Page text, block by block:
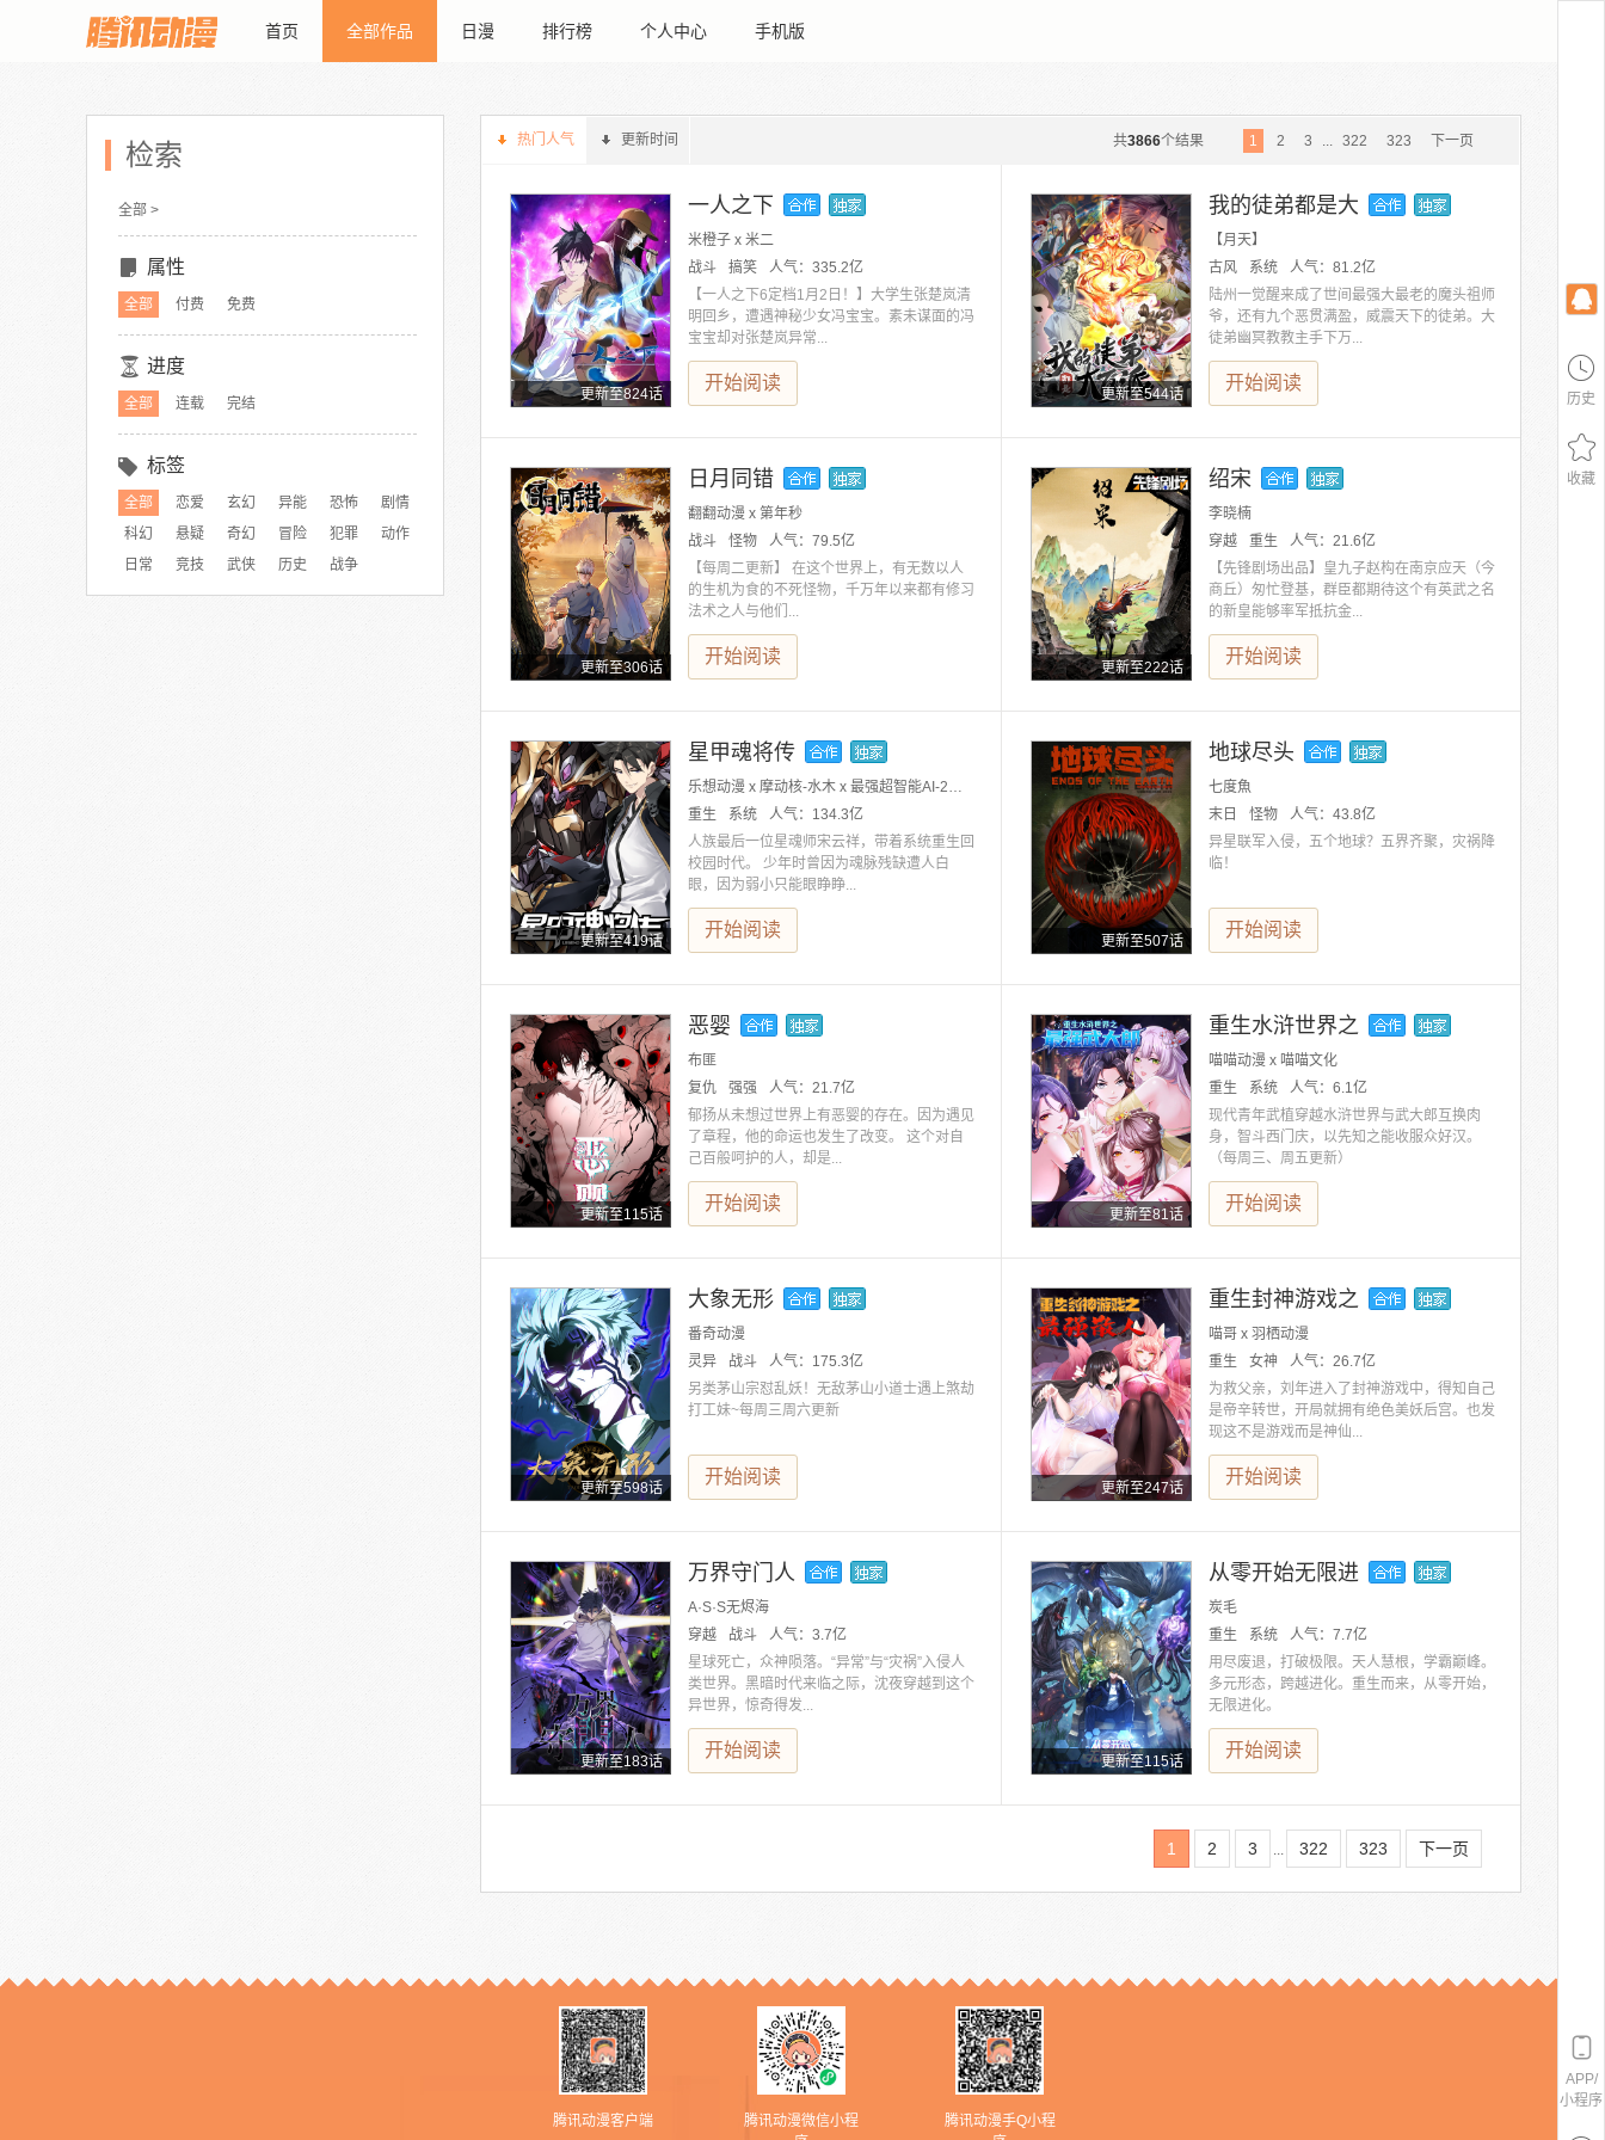
首页 全部作品 日漫 排行榜 个人中心 手机版
检索
全部 >
属性
全部 付费 免费
进度
全部 连载 完结
标签
全部 恋爱 玄幻 异能 恐怖
剧情
科幻
悬疑 奇幻 冒险 犯罪
动作
日常
竞技 武侠 历史 战争
热门人气 更新时间 1 2 3 ... 322 323 下一页
共3866个结果
更新至824话
一人之下
米橙子 x 米二
战斗
搞笑 人气： 335.2亿
【一人之下6定档1月2日！】大学生张楚岚清
明回乡，遭遇神秘少女冯宝宝。素未谋面的冯
宝宝却对张楚岚异常...
开始阅读
更新至544话
我的徒弟都是大
【月天】
古风
系统 人气： 81.2亿
陆州一觉醒来成了世间最强大最老的魔头祖师
爷，还有九个恶贯满盈，威震天下的徒弟。大
徒弟幽冥教教主手下万...
开始阅读
更新至306话
日月同错
翻翻动漫 x 第年秒
战斗
怪物 人气： 79.5亿
【每周二更新】 在这个世界上，有无数以人
的生机为食的不死怪物，千万年以来都有修习
法术之人与他们...
开始阅读
更新至222话
绍宋
李晓楠
穿越
重生 人气： 21.6亿
【先锋剧场出品】皇九子赵构在南京应天（今
商丘）匆忙登基，群臣都期待这个有英武之名
的新皇能够率军抵抗金...
开始阅读
更新至419话
星甲魂将传
乐想动漫 x 摩动核-水木 x 最强超智能AI-2号小红大人
重生
系统 人气： 134.3亿
人族最后一位星魂师宋云祥，带着系统重生回
校园时代。 少年时曾因为魂脉残缺遭人白
眼，因为弱小只能眼睁睁...
开始阅读
更新至507话
地球尽头
七度魚
末日
怪物 人气： 43.8亿
异星联军入侵，五个地球？五界齐聚，灾祸降
临！
开始阅读
更新至115话
恶婴
布匪
复仇
强强 人气： 21.7亿
郁扬从未想过世界上有恶婴的存在。因为遇见
了章程，他的命运也发生了改变。 这个对自
己百般呵护的人，却是...
开始阅读
更新至81话
重生水浒世界之
喵喵动漫 x 喵喵文化
重生
系统 人气： 6.1亿
现代青年武植穿越水浒世界与武大郎互换肉
身，智斗西门庆，以先知之能收服众好汉。
（每周三、周五更新）
开始阅读
更新至598话
大象无形
番奇动漫
灵异
战斗 人气： 175.3亿
另类茅山宗怼乱妖！无敌茅山小道士遇上煞劫
打工妹~每周三周六更新
开始阅读
更新至247话
重生封神游戏之
喵哥 x 羽栖动漫
重生
女神 人气： 26.7亿
为救父亲，刘年进入了封神游戏中，得知自己
是帝辛转世，开局就拥有绝色美妖后宫。也发
现这不是游戏而是神仙...
开始阅读
更新至183话
万界守门人
A·S·S无烬海
穿越
战斗 人气： 3.7亿
星球死亡，众神陨落。“异常”与“灾祸”入侵人
类世界。黑暗时代来临之际，沈夜穿越到这个
异世界，惊奇得发...
开始阅读
更新至115话
从零开始无限进
炭毛
重生
系统 人气： 7.7亿
用尽废退，打破极限。天人慧根，学霸巅峰。
多元形态，跨越进化。重生而来，从零开始，
无限进化。
开始阅读
1 2 3 ... 322 323 下一页
腾讯动漫客户端
腾讯动漫微信小程
腾讯动漫手Q小程
历史
收藏
APP/
小程序